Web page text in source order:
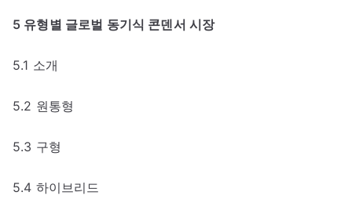
5 유형별 글로벌 동기식 콘덴서 시장
5.1 소개
5.2 원통형
5.3 구형
5.4 하이브리드